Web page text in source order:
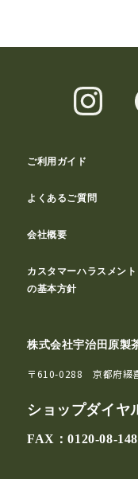
ご利用ガイド
よくあるご質問
会社概要
カスタマーハラスメン
の基本方針
株式会社宇治田原製
〒610-0288 京都府綴
ショップダイヤ
FAX：0120-08-